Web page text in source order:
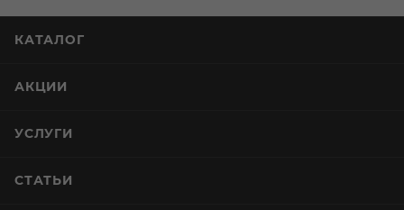
КАТАЛОГ
АКЦИИ
УСЛУГИ
СТАТЬИ